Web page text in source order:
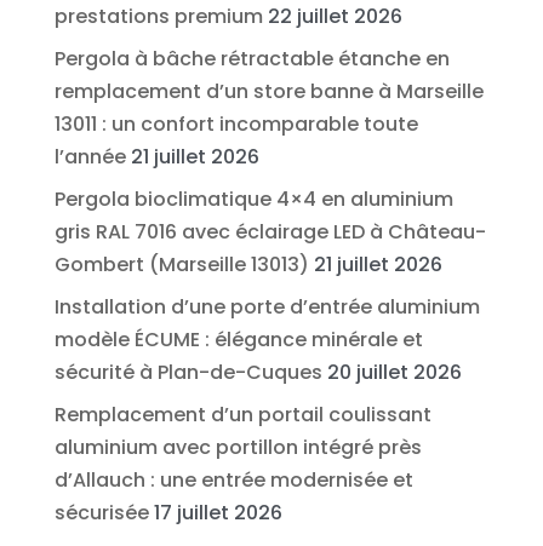
prestations premium 22 juillet 2026
Pergola à bâche rétractable étanche en
remplacement d’un store banne à Marseille
13011 : un confort incomparable toute
l’année 21 juillet 2026
Pergola bioclimatique 4×4 en aluminium
gris RAL 7016 avec éclairage LED à Château-
Gombert (Marseille 13013) 21 juillet 2026
Installation d’une porte d’entrée aluminium
modèle ÉCUME : élégance minérale et
sécurité à Plan-de-Cuques 20 juillet 2026
Remplacement d’un portail coulissant
aluminium avec portillon intégré près
d’Allauch : une entrée modernisée et
sécurisée17 juillet 2026